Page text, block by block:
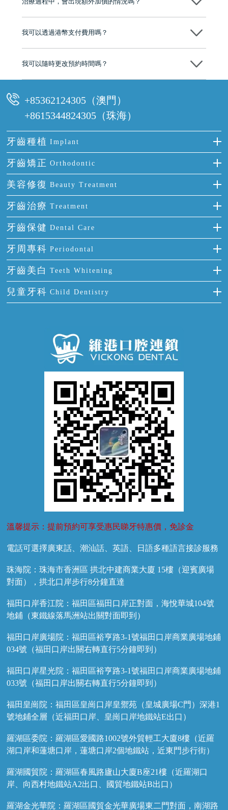
有咨詢及服務保障中心，有任何問題都可以隨時預約免費咨詢，讓人十
我可以透過港幣支付費用嗎？
我可以隨時更改預約時間嗎？
+85362124305（澳門）
+8615344824305（珠海）
牙齒種植 Implant
種牙
單顆牙缺失
門牙缺失
多顆牙缺失
半口缺失
全口缺失
牙齒矯正 Orthodontic
隱形箍牙
前牙反頜
牙齒擁擠
牙齒前突
牙齒稀疏
美容修復 Beauty Treatment
全瓷牙
烤瓷牙
氟斑牙
四環素牙
活動假牙
牙貼面
牙齒治療 Treatment
補牙
智齒
根管治療
拔牙
牙痛
牙齒保健 Dental Care
正確刷牙
全國愛牙日
預防牙病
牙科通識
牙周專科 Periodontal
牙周炎
牙齦出血
牙齦炎
牙齦萎縮
牙齒美白 Teeth Whitening
冷光美白
兒童牙科 Child Dentistry
溫馨提示：提前預約可享受惠民睇牙特惠價，免診金
電話可選擇廣東話、潮汕話、英語、日語多種語言接診服務
珠海院：珠海市香洲區 拱北中建商業大廈 15樓（迎賓廣場
對面），拱北口岸步行8分鐘直達
福田口岸香江院：福田區福田口岸正對面，海悅華城104號
地鋪（東鐵線落馬洲站出關對面即到）
福田口岸廣場院：福田區裕亨路3-1號福田口岸商業廣場地鋪
034號（福田口岸出關右轉直行5分鐘即到）
福田口岸星光院：福田區裕亨路3-1號福田口岸商業廣場地鋪
033號（福田口岸出關右轉直行5分鐘即到）
福田皇崗院：福田區皇崗口岸皇禦苑（皇城廣場C門）深港1
號地鋪全層（近福田口岸、皇崗口岸地鐵站E出口）
羅湖區委院：羅湖區愛國路1002號外貿輕工大廈8樓（近羅
湖口岸和蓮塘口岸，蓮塘口岸2個地鐵站，近東門步行街）
羅湖國貿院：羅湖區春風路廬山大廈B座21樓（近羅湖口
岸、向西村地鐵站A2出口、國貿地鐵站B出口）
羅湖金光華院：羅湖區國貿金光華廣場東二門對面，南湖路